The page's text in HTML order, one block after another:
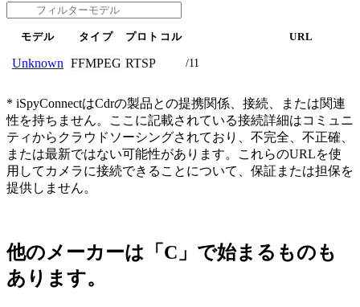
モデル タイプ プロトコル URL
Unknown FFMPEG RTSP /11
* iSpyConnectはCdrの製品との提携関係、接続、または関連
性を持ちません。ここに記載されている接続詳細はコミュニ
ティからクラウドソーシングされており、不完全、不正確、
または最新ではない可能性があります。これらのURLを使
用してカメラに接続できることについて、保証または担保を
提供しません。
他のメーカーは「C」で始まるものも
あります。